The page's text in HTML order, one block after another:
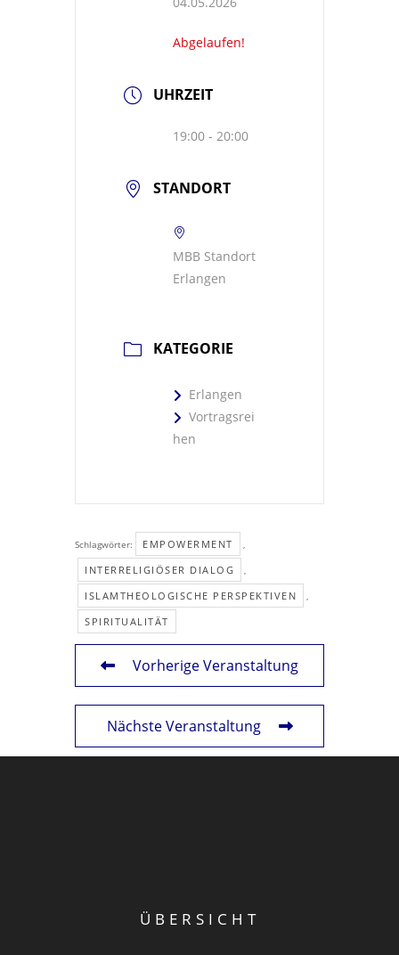
Abgelaufen!
UHRZEIT
19:00 - 20:00
STANDORT
MBB Standort
Erlangen
KATEGORIE
Erlangen
Vortragsrei
hen
Schlagwörter: EMPOWERMENT ,
INTERRELIGIÖSER DIALOG ,
ISLAMTHEOLOGISCHE PERSPEKTIVEN ,
SPIRITUALITÄT
Vorherige Veranstaltung
Nächste Veranstaltung
ÜBERSICHT